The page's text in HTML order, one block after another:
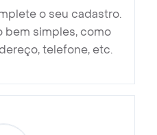
o seu cadastro.
bem simples, como
telefone, etc.